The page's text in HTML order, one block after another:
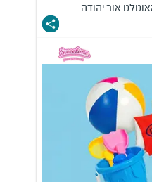
אור יהודה